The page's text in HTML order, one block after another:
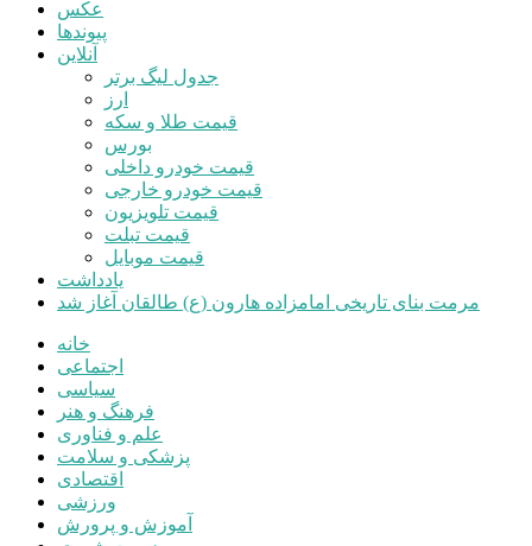
یادداشت
مرمت بنای تاریخی امامزاده هارون (ع) طالقان آغاز شد
سایت خبری اقتصادی، اجتماعی و فرهنگی
رفتن به نوار ابزار
درباره
وردپرس
وردپرس
مستندات
یادگیری وردپرس
پشتیبانی
بازخورد
ورود